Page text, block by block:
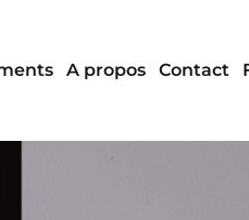
A propos Contact